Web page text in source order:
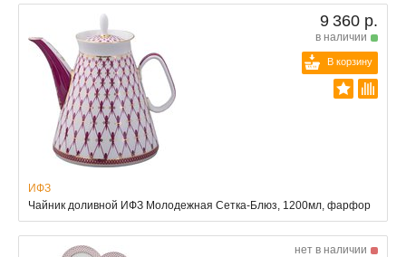
9 360 р.
в наличии
В корзину
ИФЗ
Чайник доливной ИФЗ Молодежная Сетка-Блюз, 1200мл, фарфор
нет в наличии